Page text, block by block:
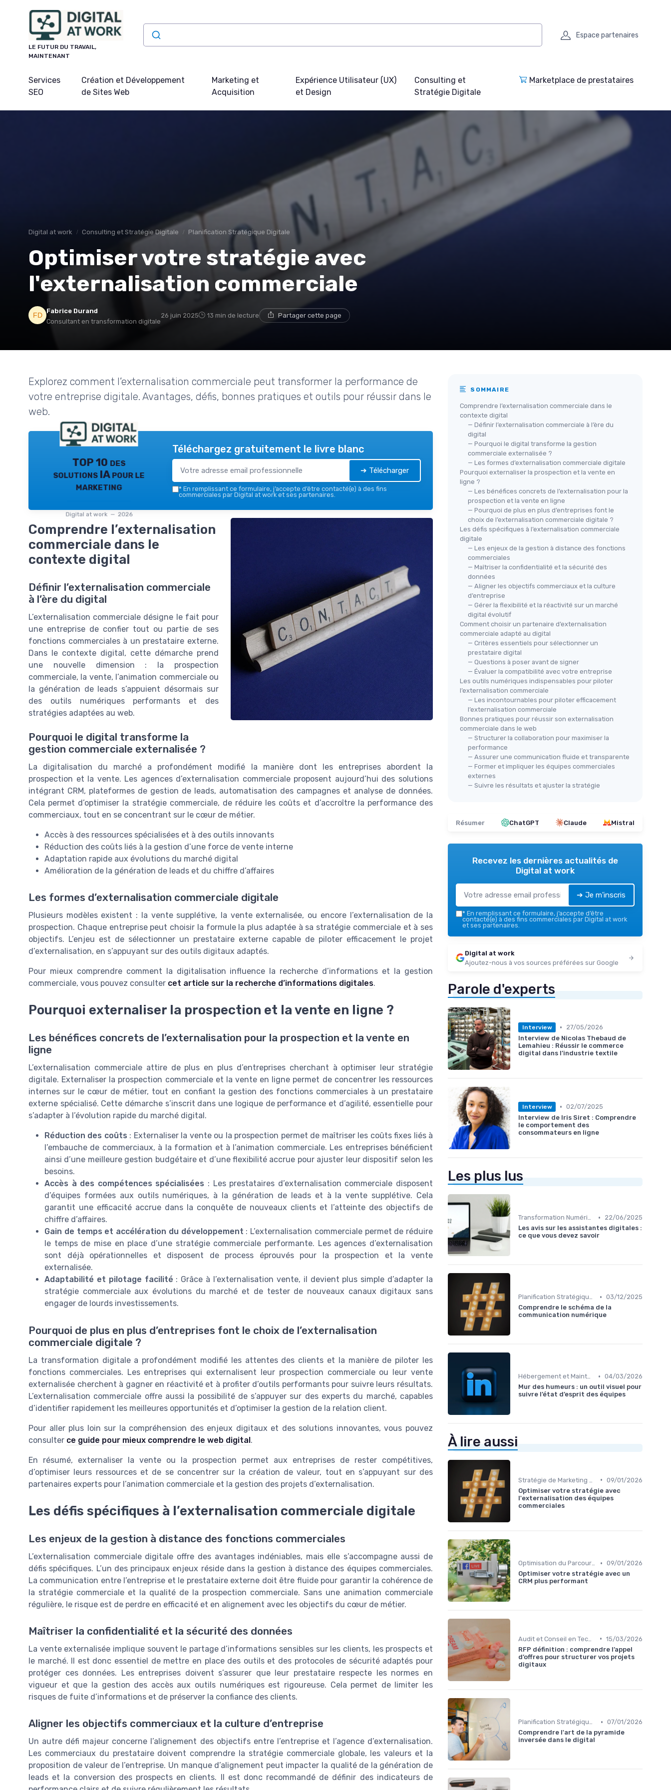
LE FUTUR DU TRAVAIL,
MAINTENANT
Espace partenaires
Services
SEO
Création et Développement
de Sites Web
Marketing et
Acquisition
Expérience Utilisateur (UX)
et Design
Consulting et
Stratégie Digitale
Marketplace de prestataires
Digital at work Consulting et Stratégie Digitale Planification Stratégique Digitale
Optimiser votre stratégie avec
l'externalisation commerciale
Fabrice Durand
Consultant en transformation digitale
26 juin 2025 13 min de lecture Partager cette page
Explorez comment l’externalisation commerciale peut transformer la performance de
votre entreprise digitale. Avantages, défis, bonnes pratiques et outils pour réussir dans le
web.
TOP 10 des
solutions IA pour le
marketing
Digital at work — 2026
Téléchargez gratuitement le livre blanc
➔ Télécharger
* En remplissant ce formulaire, j’accepte d’être contacté(e) à des fins
commerciales par Digital at work et ses partenaires.
Comprendre l’externalisation
commerciale dans le
contexte digital
Définir l’externalisation commerciale
à l’ère du digital
L’externalisation commerciale désigne le fait pour
une entreprise de confier tout ou partie de ses
fonctions commerciales à un prestataire externe.
Dans le contexte digital, cette démarche prend
une nouvelle dimension : la prospection
commerciale, la vente, l’animation commerciale ou
la génération de leads s’appuient désormais sur
des outils numériques performants et des
stratégies adaptées au web.
Pourquoi le digital transforme la
gestion commerciale externalisée ?
La digitalisation du marché a profondément modifié la manière dont les entreprises abordent la
prospection et la vente. Les agences d’externalisation commerciale proposent aujourd’hui des solutions
intégrant CRM, plateformes de gestion de leads, automatisation des campagnes et analyse de données.
Cela permet d’optimiser la stratégie commerciale, de réduire les coûts et d’accroître la performance des
commerciaux, tout en se concentrant sur le cœur de métier.
Accès à des ressources spécialisées et à des outils innovants
Réduction des coûts liés à la gestion d’une force de vente interne
Adaptation rapide aux évolutions du marché digital
Amélioration de la génération de leads et du chiffre d’affaires
Les formes d’externalisation commerciale digitale
Plusieurs modèles existent : la vente supplétive, la vente externalisée, ou encore l’externalisation de la
prospection. Chaque entreprise peut choisir la formule la plus adaptée à sa stratégie commerciale et à ses
objectifs. L’enjeu est de sélectionner un prestataire externe capable de piloter efficacement le projet
d’externalisation, en s’appuyant sur des outils digitaux adaptés.
Pour mieux comprendre comment la digitalisation influence la recherche d’informations et la gestion
commerciale, vous pouvez consulter cet article sur la recherche d’informations digitales.
Pourquoi externaliser la prospection et la vente en ligne ?
Les bénéfices concrets de l’externalisation pour la prospection et la vente en
ligne
L’externalisation commerciale attire de plus en plus d’entreprises cherchant à optimiser leur stratégie
digitale. Externaliser la prospection commerciale et la vente en ligne permet de concentrer les ressources
internes sur le cœur de métier, tout en confiant la gestion des fonctions commerciales à un prestataire
externe spécialisé. Cette démarche s’inscrit dans une logique de performance et d’agilité, essentielle pour
s’adapter à l’évolution rapide du marché digital.
Réduction des coûts : Externaliser la vente ou la prospection permet de maîtriser les coûts fixes liés à
l’embauche de commerciaux, à la formation et à l’animation commerciale. Les entreprises bénéficient
ainsi d’une meilleure gestion budgétaire et d’une flexibilité accrue pour ajuster leur dispositif selon les
besoins.
Accès à des compétences spécialisées : Les prestataires d’externalisation commerciale disposent
d’équipes formées aux outils numériques, à la génération de leads et à la vente supplétive. Cela
garantit une efficacité accrue dans la conquête de nouveaux clients et l’atteinte des objectifs de
chiffre d’affaires.
Gain de temps et accélération du développement : L’externalisation commerciale permet de réduire
le temps de mise en place d’une stratégie commerciale performante. Les agences d’externalisation
sont déjà opérationnelles et disposent de process éprouvés pour la prospection et la vente
externalisée.
Adaptabilité et pilotage facilité : Grâce à l’externalisation vente, il devient plus simple d’adapter la
stratégie commerciale aux évolutions du marché et de tester de nouveaux canaux digitaux sans
engager de lourds investissements.
Pourquoi de plus en plus d’entreprises font le choix de l’externalisation
commerciale digitale ?
La transformation digitale a profondément modifié les attentes des clients et la manière de piloter les
fonctions commerciales. Les entreprises qui externalisent leur prospection commerciale ou leur vente
externalisée cherchent à gagner en réactivité et à profiter d’outils performants pour suivre leurs résultats.
L’externalisation commerciale offre aussi la possibilité de s’appuyer sur des experts du marché, capables
d’identifier rapidement les meilleures opportunités et d’optimiser la gestion de la relation client.
Pour aller plus loin sur la compréhension des enjeux digitaux et des solutions innovantes, vous pouvez
consulter ce guide pour mieux comprendre le web digital.
En résumé, externaliser la vente ou la prospection permet aux entreprises de rester compétitives,
d’optimiser leurs ressources et de se concentrer sur la création de valeur, tout en s’appuyant sur des
partenaires experts pour l’animation commerciale et la gestion des projets d’externalisation.
Les défis spécifiques à l’externalisation commerciale digitale
Les enjeux de la gestion à distance des fonctions commerciales
L’externalisation commerciale digitale offre des avantages indéniables, mais elle s’accompagne aussi de
défis spécifiques. L’un des principaux enjeux réside dans la gestion à distance des équipes commerciales.
La communication entre l’entreprise et le prestataire externe doit être fluide pour garantir la cohérence de
la stratégie commerciale et la qualité de la prospection commerciale. Sans une animation commerciale
régulière, le risque est de perdre en efficacité et en alignement avec les objectifs du cœur de métier.
Maîtriser la confidentialité et la sécurité des données
La vente externalisée implique souvent le partage d’informations sensibles sur les clients, les prospects et
le marché. Il est donc essentiel de mettre en place des outils et des protocoles de sécurité adaptés pour
protéger ces données. Les entreprises doivent s’assurer que leur prestataire respecte les normes en
vigueur et que la gestion des accès aux outils numériques est rigoureuse. Cela permet de limiter les
risques de fuite d’informations et de préserver la confiance des clients.
Aligner les objectifs commerciaux et la culture d’entreprise
Un autre défi majeur concerne l’alignement des objectifs entre l’entreprise et l’agence d’externalisation.
Les commerciaux du prestataire doivent comprendre la stratégie commerciale globale, les valeurs et la
proposition de valeur de l’entreprise. Un manque d’alignement peut impacter la qualité de la génération de
leads et la conversion des prospects en clients. Il est donc recommandé de définir des indicateurs de
SOMMAIRE
Comprendre l’externalisation commerciale dans le
contexte digital
— Définir l’externalisation commerciale à l’ère du
digital
— Pourquoi le digital transforme la gestion
commerciale externalisée ?
— Les formes d’externalisation commerciale digitale
Pourquoi externaliser la prospection et la vente en
ligne ?
— Les bénéfices concrets de l’externalisation pour la
prospection et la vente en ligne
— Pourquoi de plus en plus d’entreprises font le
choix de l’externalisation commerciale digitale ?
Les défis spécifiques à l’externalisation commerciale
digitale
— Les enjeux de la gestion à distance des fonctions
commerciales
— Maîtriser la confidentialité et la sécurité des
données
— Aligner les objectifs commerciaux et la culture
d’entreprise
— Gérer la flexibilité et la réactivité sur un marché
digital évolutif
Comment choisir un partenaire d’externalisation
commerciale adapté au digital
— Critères essentiels pour sélectionner un
prestataire digital
— Questions à poser avant de signer
— Évaluer la compatibilité avec votre entreprise
Les outils numériques indispensables pour piloter
l’externalisation commerciale
— Les incontournables pour piloter efficacement
l’externalisation commerciale
Bonnes pratiques pour réussir son externalisation
commerciale dans le web
— Structurer la collaboration pour maximiser la
performance
— Assurer une communication fluide et transparente
— Former et impliquer les équipes commerciales
externes
— Suivre les résultats et ajuster la stratégie
Résumer ChatGPT Claude Mistral
Recevez les dernières actualités de
Digital at work
➔ Je m'inscris
* En remplissant ce formulaire, j’accepte d’être
contacté(e) à des fins commerciales par Digital at work
et ses partenaires.
Digital at work
Ajoutez-nous à vos sources préférées sur Google
Parole d'experts
Interview •
27/05/2026
Interview de Nicolas Thebaud de
Lemahieu : Réussir le commerce
digital dans l’industrie textile
Interview • 02/07/2025
Interview de Iris Siret : Comprendre
le comportement des
consommateurs en ligne
Les plus lus
Transformation Numérique •
22/06/2025
Les avis sur les assistantes digitales :
ce que vous devez savoir
Planification Stratégique Digitale • 03/12/2025
Comprendre le schéma de la
communication numérique
Hébergement et Maintenance Web • 04/03/2026
Mur des humeurs : un outil visuel pour
suivre l’état d’esprit des équipes
À lire aussi
• 09/01/2026
Optimiser votre stratégie avec
l'externalisation des équipes
commerciales
Optimisation du Parcours Client • 09/01/2026
Optimiser votre stratégie avec un
CRM plus performant
• 15/03/2026
RFP définition : comprendre l’appel
d’offres pour structurer vos projets
digitaux
Planification Stratégique Digitale • 07/01/2026
Comprendre l'art de la pyramide
inversée dans le digital